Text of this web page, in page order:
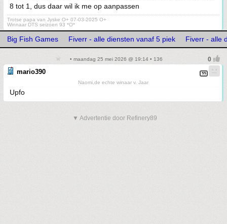
8 tot 1, dus daar wil ik me op aanpassen
Trotse papa van Jyske O+ 07-03-2025 O+
Winnaar DTS seizoen 93 *O*
Big Fish Games Fiverr - alle diensten vanaf 5 piek Fiverr - alle
• maandag 25 mei 2026 @ 19:14 • 136
mario390
Naomi,de echte winaar v. Jaar
Upfo
▼ Advertentie door Refinery89